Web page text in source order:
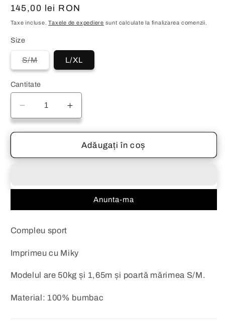
Preț
obișnuit
145,00 lei RON
Taxe incluse.Taxele de expediere sunt calculate la finalizarea comenzii.
Size
S/MVarianta
are
stocul
epuizat
sau
indisponibilă
L/XL
Cantitate
Reduceți
cantitatea
pentru
Miky
Creșteți
cantitatea
pentru
Compleu
Miky
Adăugați în coș
Anunta-ma
Compleu sport
Imprimeu cu Miky
Modelul are 50kg și 1,65m și poartă mărimea S/M.
Material: 100% bumbac